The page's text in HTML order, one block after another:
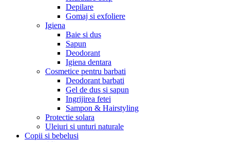
Depilare
Gomaj si exfoliere
Igiena
Baie si dus
Sapun
Deodorant
Igiena dentara
Cosmetice pentru barbati
Deodorant barbati
Gel de dus si sapun
Ingrijirea fetei
Sampon & Hairstyling
Protectie solara
Uleiuri si unturi naturale
Copii si bebelusi